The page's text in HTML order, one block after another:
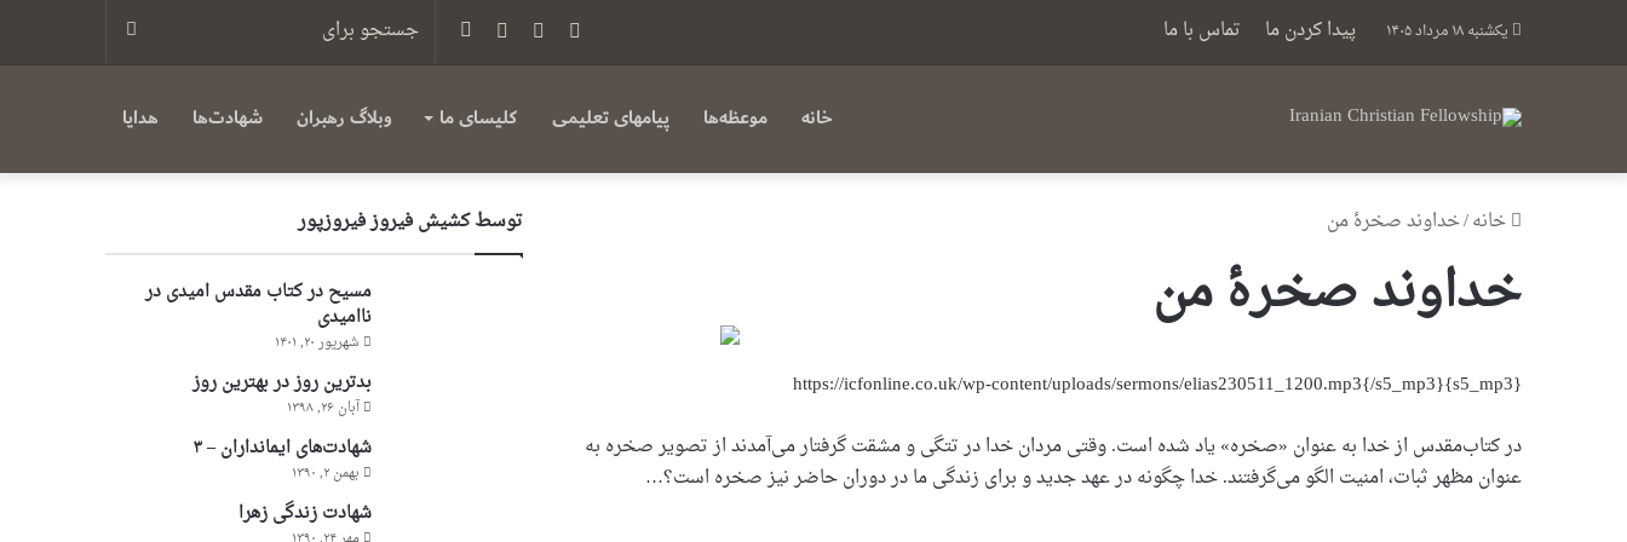
یکشنبه ۱۸ مرداد ۱۴۰۵ پیدا کردن ما تماس با ما سایدبار تلگرام یوتیوب فیس
خانه موعظه‌ها پیامهای تعلیمی کلیسای ما وبلاگ رهبران شهادت‌ها هدایا
خانه/خداوند صخرۀ من
خداوند صخرۀ من
{s5_mp3}https://icfonline.co.uk/wp-content/uploads/sermons/elias230511_1200.mp3{/s5_mp3}
در کتاب‌مقدس از خدا به عنوان «صخره» یاد شده است. وقتی مردان خدا در تتگی و مشقت گرفتار می‌آمدند از تصویر صخره به
عنوان مظهر ثبات، امنیت الگو می‌گرفتند. خدا چگونه در عهد جدید و برای زندگی ما در دوران حاضر نیز صخره است؟…
توسط کشیش فیروز فیروزپور
مسیح در کتاب مقدس امیدی در
ناامیدی
شهریور ۲۰, ۱۴۰۱
بدترین روز در بهترین روز
آبان ۲۶, ۱۳۹۸
شهادت‌های ایمانداران – ۳
بهمن ۲, ۱۳۹۰
شهادت زندگی زهرا